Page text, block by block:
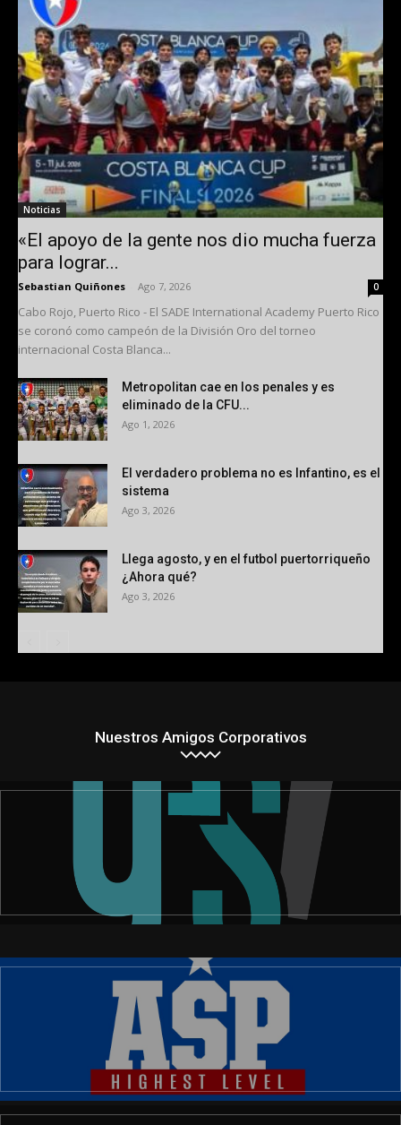
Noticias
«El apoyo de la gente nos dio mucha fuerza
para lograr...
Sebastian Quiñones Ago 7, 2026 0
Cabo Rojo, Puerto Rico - El SADE International Academy Puerto Rico
se coronó como campeón de la División Oro del torneo
internacional Costa Blanca...
Metropolitan cae en los penales y es
eliminado de la CFU...
Ago 1, 2026
El verdadero problema no es Infantino, es el
sistema
Ago 3, 2026
Llega agosto, y en el futbol puertorriqueño
¿Ahora qué?
Ago 3, 2026
Nuestros Amigos Corporativos